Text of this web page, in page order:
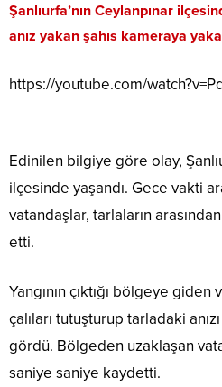
Şanlıurfa’nın Ceylanpınar
anız yakan şahıs kameraya
https://youtube.com/
Edinilen bilgiye göre olay,
ilçesinde yaşandı. Gece vakti
vatandaşlar, tarlaların
etti.
Yangının çıktığı bölgeye
çalıları tutuşturup tarladaki
gördü. Bölgeden uzaklaşan
saniye saniye kaydetti.